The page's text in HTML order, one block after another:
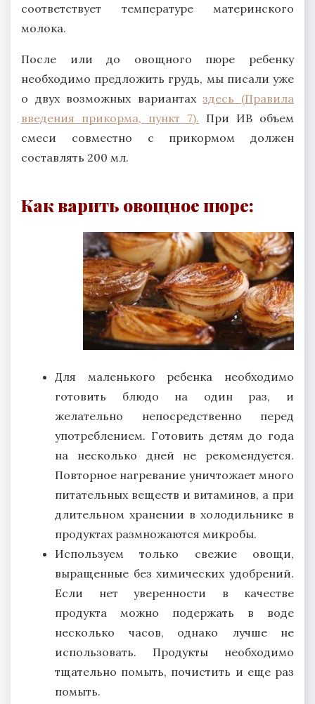
соответствует температуре материнского
молока.
После или до овощного пюре ребенку
необходимо предложить грудь, мы писали уже
о двух возможных вариантахздесь (Правила
введения прикорма, пункт 7). При ИВ объем
смеси совместно с прикормом должен
составлять 200 мл.
Как варить овощное пюре:
Для маленького ребенка необходимо
готовить блюдо на один раз, и
желательно непосредственно перед
употреблением. Готовить детям до года
на несколько дней не рекомендуется.
Повторное нагревание уничтожает много
питательных веществ и витаминов, а при
длительном хранении в холодильнике в
продуктах размножаются микробы.
Используем только свежие овощи,
выращенные без химических удобрений.
Если нет уверенности в качестве
продукта можно подержать в воде
несколько часов, однако лучше не
использовать. Продукты необходимо
тщательно помыть, почистить и еще раз
помыть.